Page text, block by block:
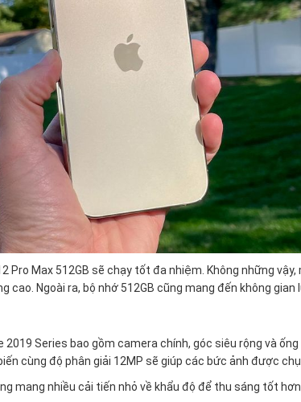
Pro Max 512GB sẽ chạy tốt đa nhiệm. Không những
cao. Ngoài ra, bộ nhớ 512GB cũng mang đến không
2019 Series bao gồm camera chính, góc siêu rộng và
cùng độ phân giải 12MP sẽ giúp các bức ảnh được
mang nhiều cải tiến nhỏ về khẩu độ để thu sáng tốt